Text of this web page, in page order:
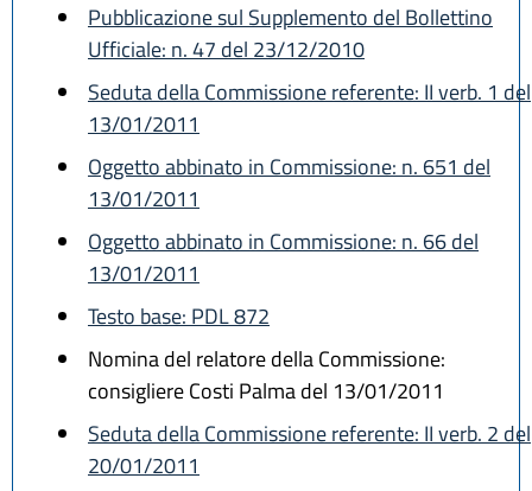
Pubblicazione sul Supplemento del Bollettino
Ufficiale: n. 47 del 23/12/2010
Seduta della Commissione referente: II verb. 1 del
13/01/2011
Oggetto abbinato in Commissione: n. 651 del
13/01/2011
Oggetto abbinato in Commissione: n. 66 del
13/01/2011
Testo base: PDL 872
Nomina del relatore della Commissione:
consigliere Costi Palma del 13/01/2011
Seduta della Commissione referente: II verb. 2 del
20/01/2011